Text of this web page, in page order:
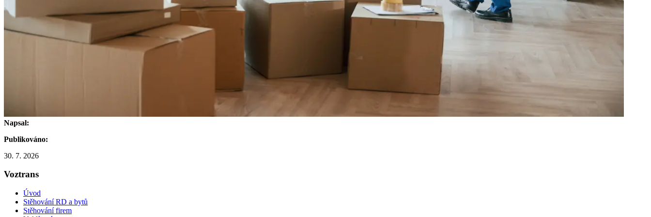
Napsal:
Publikováno:
30. 7. 2026
Voztrans
Úvod
Stěhování RD a bytů
Stěhování firem